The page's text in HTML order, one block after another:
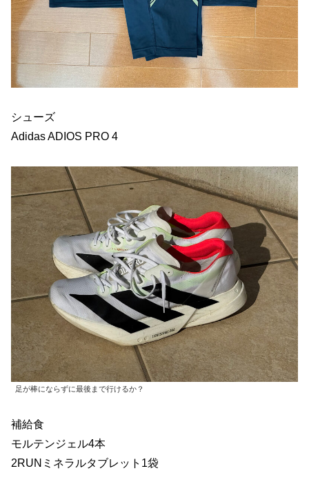
シューズ
Adidas ADIOS PRO 4
足が棒にならずに最後まで行けるか？
補給食
モルテンジェル4本
2RUNミネラルタブレット1袋